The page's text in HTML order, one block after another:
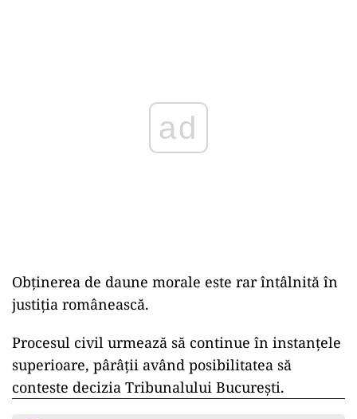
ad
Obținerea de daune morale este rar întâlnită în
justiția românească.
Procesul civil urmează să continue în instanțele
superioare, pârâții având posibilitatea să
conteste decizia Tribunalului București.